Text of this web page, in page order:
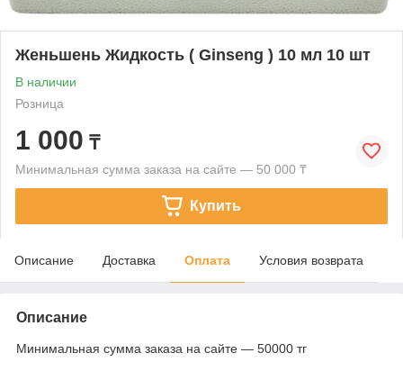
Женьшень Жидкость ( Ginseng ) 10 мл 10 шт
В наличии
Розница
1 000 ₸
Минимальная сумма заказа на сайте — 50 000 ₸
Купить
Описание Доставка Оплата Условия возврата
Описание
Минимальная сумма заказа на сайте — 50000 тг